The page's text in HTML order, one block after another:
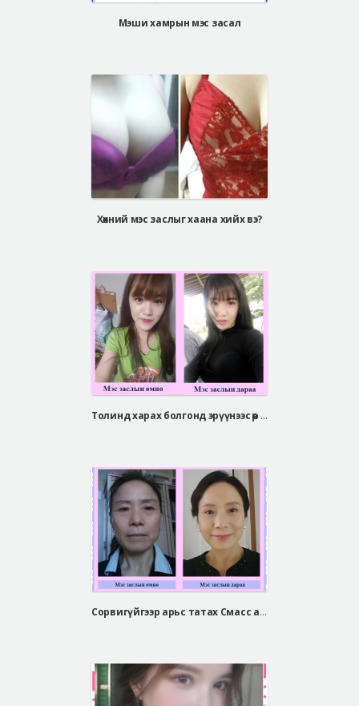
Мэши хамрын мэс засал
Хөхний мэс заслыг хаана хийх вэ?
Толинд харах болгонд эрүүнээс өөр зүйл харагдахгүй ....
Сорвигүйгээр арьс татах Смасс арьс таталт